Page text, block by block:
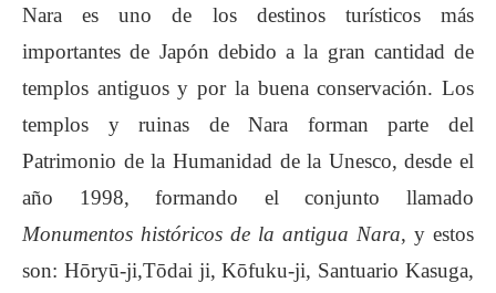
Nara es uno de los destinos turísticos más
importantes de Japón debido a la gran cantidad de
templos antiguos y por la buena conservación. Los
templos y ruinas de Nara forman parte del
Patrimonio de la Humanidad de la Unesco, desde el
año 1998, formando el conjunto llamado
Monumentos históricos de la antigua Nara, y estos
son: Hōryū-ji,Tōdai ji, Kōfuku-ji, Santuario Kasuga,